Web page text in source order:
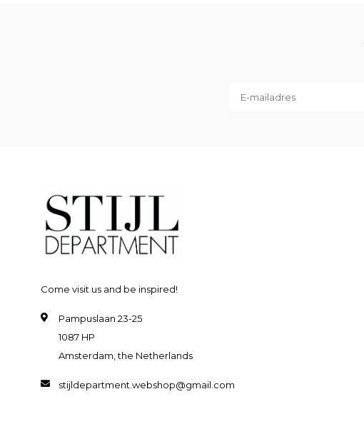
Come visit us and be inspired!
Pampuslaan 23-25
1087 HP
Amsterdam, the Netherlands
stijldepartment.webshop@gmail.com